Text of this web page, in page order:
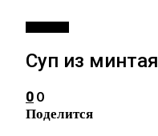
Суп из минтая
0 0
Поделится